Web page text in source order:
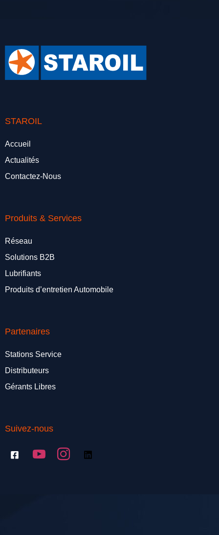
STAROIL
Accueil
Actualités
Contactez-Nous
Produits & Services
Réseau
Solutions B2B
Lubrifiants
Produits d’entretien Automobile
Partenaires
Stations Service
Distributeurs
Gérants Libres
Suivez-nous